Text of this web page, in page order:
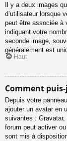
Il y a deux images
d’utilisateur lorsque
peut être associée à
indiquant votre
seconde image,
généralement est
Haut
Comment
Depuis votre
ajouter un avatar en
suivantes : Gravatar,
forum peut activer
sont mis à